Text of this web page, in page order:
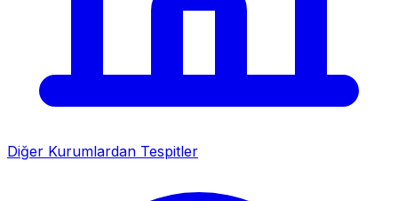
Diğer Kurumlardan Tespitler